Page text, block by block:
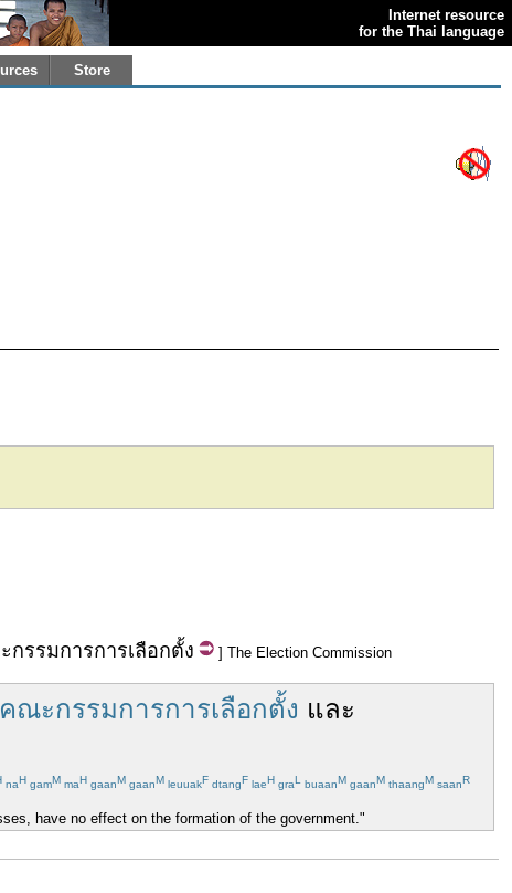
Internet resource
for the Thai language
Store
กรรมการการเลือกตั้ง ] The Election Commission
คณะกรรมการการเลือกตั้ง และ
naH gamM maH gaanM gaanM leuuakF dtangF laeH graL buaanM gaanM thaangM saanR
have no effect on the formation of the government."